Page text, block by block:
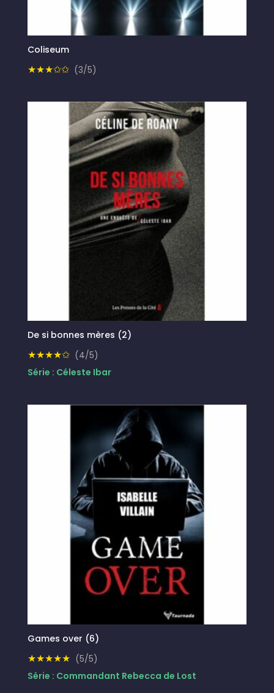
Coliseum
★★★✩✩ (3/5)
De si bonnes mères (2)
★★★★✩ (4/5)
Série : Céleste Ibar
Games over (6)
★★★★★ (5/5)
Série : Commandant Rebecca de Lost